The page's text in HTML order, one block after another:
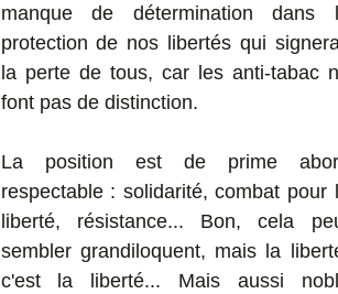
manque de détermination dans
protection de nos libertés qui
la perte de tous, car les anti-tabac
font pas de distinction.
La position est de prime
respectable : solidarité, combat pour
liberté, résistance... Bon, cela
sembler grandiloquent, mais la
c'est la liberté... Mais aussi